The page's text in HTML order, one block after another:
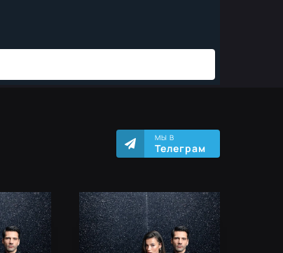
МЫ В
Телеграм